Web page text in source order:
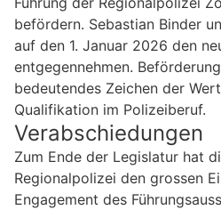
befördern. Sebastian Binder
auf den 1. Januar 2026 den
entgegennehmen.
bedeutendes Zeichen der
Qualifikation im Polizeiberuf.
Verabschiedungen
Zum Ende der Legislatur hat
Regionalpolizei den grossen
Engagement des